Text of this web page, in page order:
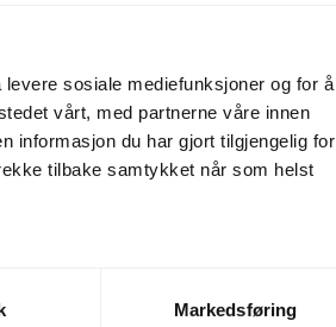
sosiale mediefunksjoner og for å
vårt, med partnerne våre innen
informasjon du har gjort tilgjengelig for
tilbake samtykket når som helst
Markedsføring